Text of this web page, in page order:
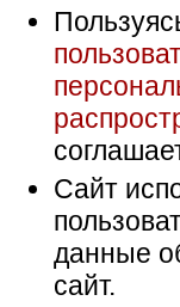
Сайт
данные
сайт.